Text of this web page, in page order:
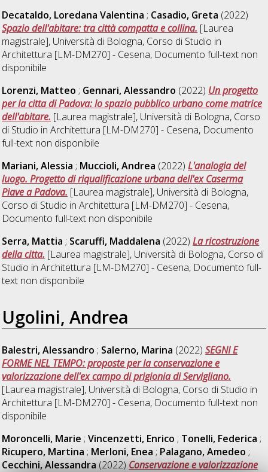
Decataldo, Loredana Valentina ; Casadio, Greta (2022)
Spazio dell'abitare: tra città compatta e collina. [Laurea
magistrale], Università di Bologna, Corso di Studio in
Architettura [LM-DM270] - Cesena, Documento full-text non
disponibile
Lorenzi, Matteo ; Gennari, Alessandro (2022) Un progetto
per la citta di Padova: lo spazio pubblico urbano come matrice
dell'abitare. [Laurea magistrale], Università di Bologna, Corso
di Studio inArchitettura [LM-DM270] - Cesena, Documento
full-text non disponibile
Mariani, Alessia ; Muccioli, Andrea (2022)L'analogia del
luogo. Progetto di riqualificazione urbana dell'ex Caserma
Piave a Padova. [Laurea magistrale], Università di Bologna,
Corso di Studio inArchitettura [LM-DM270] - Cesena,
Documento full-text non disponibile
Serra, Mattia ; Scaruffi, Maddalena (2022)La ricostruzione
della citta. [Laurea magistrale], Università di Bologna, Corso di
Studio inArchitettura [LM-DM270] - Cesena, Documento full-
text non disponibile
Ugolini, Andrea
Balestri, Alessandro ; Salerno, Marina (2022)SEGNI E
FORME NEL TEMPO: proposte per la conservazione e
valorizzazione dell'ex campo di prigionia di Servigliano.
[Laurea magistrale], Università di Bologna, Corso di Studio in
Architettura [LM-DM270] - Cesena, Documento full-text non
disponibile
Moroncelli, Marie ;Vincenzetti, Enrico ; Tonelli, Federica ;
Ricupero, Martina ; Merloni, Enea ; Palagano, Amedeo ;
Cecchini, Alessandra (2022) Conservazione e valorizzazione